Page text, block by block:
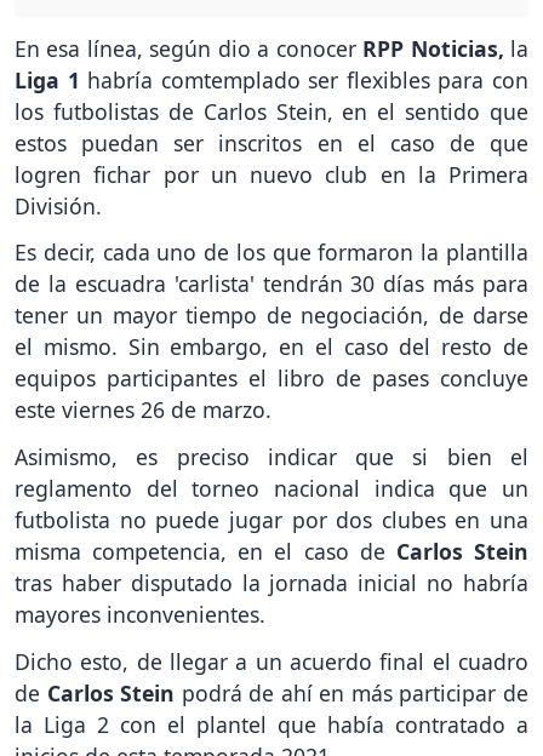
En esa línea, según dio a conocer RPP Noticias, la
Liga 1 habría comtemplado ser flexibles para con
los futbolistas de Carlos Stein, en el sentido que
estos puedan ser inscritos en el caso de que
logren fichar por un nuevo club en la Primera
División.
Es decir, cada uno de los que formaron la plantilla
de la escuadra 'carlista' tendrán 30 días más para
tener un mayor tiempo de negociación, de darse
el mismo. Sin embargo, en el caso del resto de
equipos participantes el libro de pases concluye
este viernes 26 de marzo.
Asimismo, es preciso indicar que si bien el
reglamento del torneo nacional indica que un
futbolista no puede jugar por dos clubes en una
misma competencia, en el caso de Carlos Stein
tras haber disputado la jornada inicial no habría
mayores inconvenientes.
Dicho esto, de llegar a un acuerdo final el cuadro
de Carlos Stein podrá de ahí en más participar de
la Liga 2 con el plantel que había contratado a